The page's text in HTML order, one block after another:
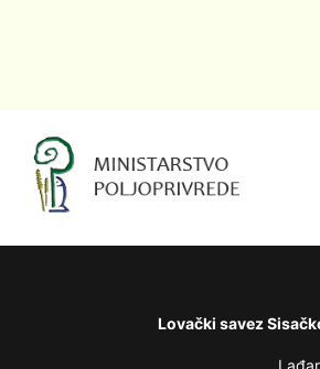
Lovački savez